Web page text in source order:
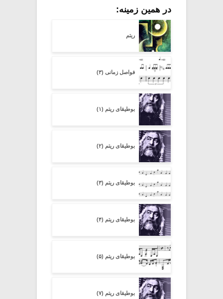
در همین زمینه:
ریتم
فواصل زمانی (۳)
بوطیقای ریتم (۱)
بوطیقای ریتم (۲)
بوطیقای ریتم (۳)
بوطیقای ریتم (۴)
بوطیقای ریتم (۵)
بوطیقای ریتم (۷)